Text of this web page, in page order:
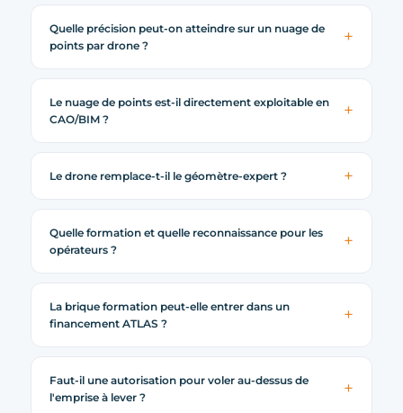
Quelle précision peut-on atteindre sur un nuage de
points par drone ?
Le nuage de points est-il directement exploitable en
CAO/BIM ?
Le drone remplace-t-il le géomètre-expert ?
Quelle formation et quelle reconnaissance pour les
opérateurs ?
La brique formation peut-elle entrer dans un
financement ATLAS ?
Faut-il une autorisation pour voler au-dessus de
l'emprise à lever ?